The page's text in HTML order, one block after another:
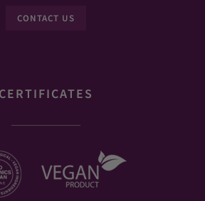
CONTACT US
CERTIFICATES